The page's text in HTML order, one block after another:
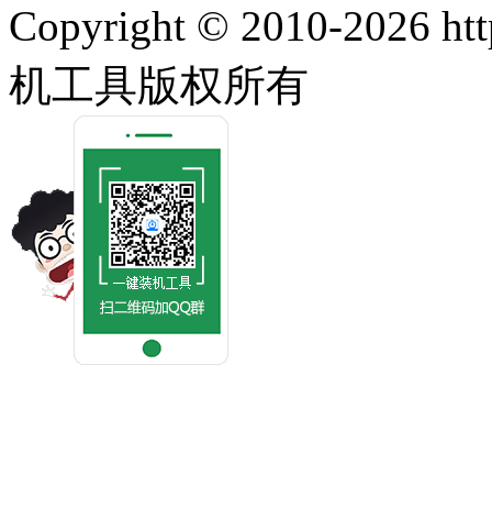
Copyright © 2010-2026
机工具版权所有